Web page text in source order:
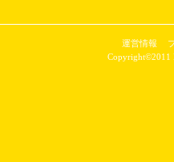
運営情報
Copyright©2011